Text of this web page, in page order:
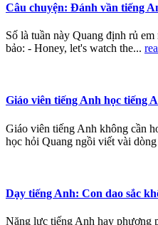
Câu chuyện: Đánh vần tiếng
Số là tuần này Quang định rủ
bảo: - Honey, let's watch the...
Giáo viên tiếng Anh học tiếng
Giáo viên tiếng Anh không cần
học hỏi Quang ngồi viết vài dòng
Dạy tiếng Anh: Con dao sắc
Năng lực tiếng Anh hay phương